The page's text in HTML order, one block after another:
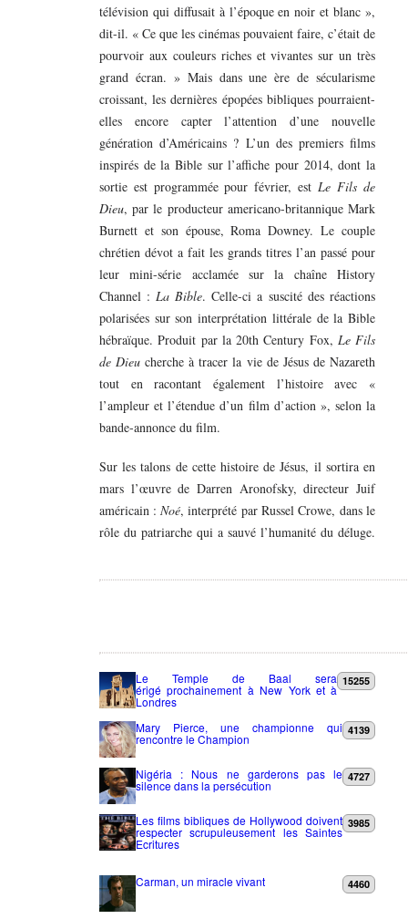
télévision qui diffusait à l’époque en noir et blanc »,
dit-il. « Ce que les cinémas pouvaient faire, c’était de
pourvoir aux couleurs riches et vivantes sur un très
grand écran. » Mais dans une ère de sécularisme
croissant, les dernières épopées bibliques pourraient-
elles encore capter l’attention d’une nouvelle
génération d’Américains ? L’un des premiers films
inspirés de la Bible sur l’affiche pour 2014, dont la
sortie est programmée pour février, est Le Fils de
Dieu, par le producteur americano-britannique Mark
Burnett et son épouse, Roma Downey. Le couple
chrétien dévot a fait les grands titres l’an passé pour
leur mini-série acclamée sur la chaîne History
Channel : La Bible. Celle-ci a suscité des réactions
polarisées sur son interprétation littérale de la Bible
hébraïque. Produit par la 20th Century Fox, Le Fils
de Dieu cherche à tracer la vie de Jésus de Nazareth
tout en racontant également l’histoire avec «
l’ampleur et l’étendue d’un film d’action », selon la
bande-annonce du film.
Sur les talons de cette histoire de Jésus, il sortira en
mars l’œuvre de Darren Aronofsky, directeur Juif
américain : Noé, interprété par Russel Crowe, dans le
rôle du patriarche qui a sauvé l’humanité du déluge.
Le Temple de Baal sera
érigé prochainement à New York et à
Londres
15255
Mary Pierce, une championne qui
rencontre le Champion
4139
Nigéria : Nous ne garderons pas le
silence dans la persécution
4727
Les films bibliques de Hollywood doivent
respecter scrupuleusement les Saintes
Ecritures
3985
Carman, un miracle vivant 4460